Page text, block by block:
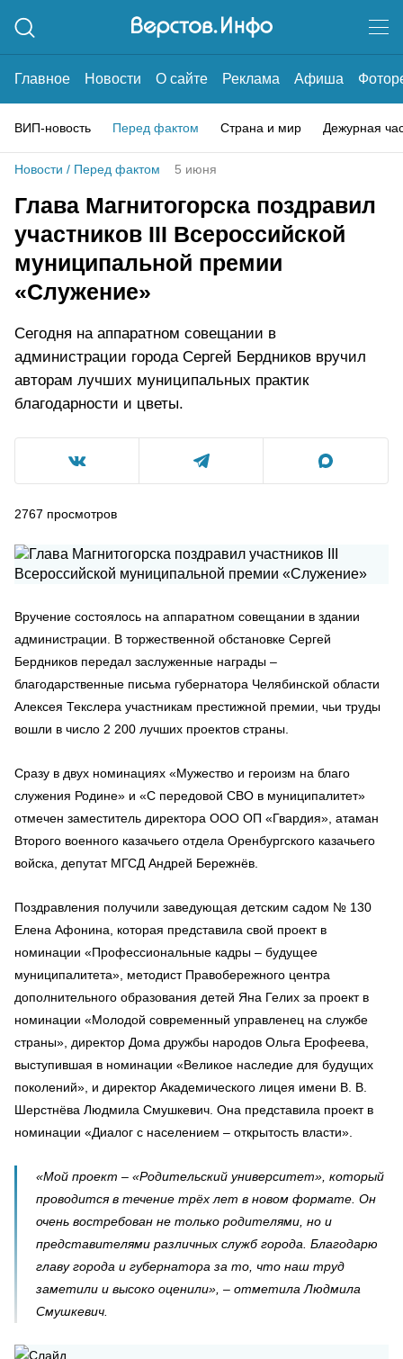
Главное Новости О сайте Реклама Афиша
ВИП-новость Перед фактом Страна и мир Дежурная
Новости / Перед фактом 5 июня
Глава Магнитогорска поздравил
участников III Всероссийской
муниципальной премии
«Служение»
Сегодня на аппаратном совещании в
администрации города Сергей Бердников вручил
авторам лучших муниципальных практик
благодарности и цветы.
2767 просмотров
Вручение состоялось на аппаратном совещании в здании
администрации. В торжественной обстановке Сергей
Бердников передал заслуженные награды –
благодарственные письма губернатора Челябинской области
Алексея Текслера участникам престижной премии, чьи труды
вошли в число 2 200 лучших проектов страны.
Сразу в двух номинациях «Мужество и героизм на благо
служения Родине» и «С передовой СВО в муниципалитет»
отмечен заместитель директора ООО ОП «Гвардия», атаман
Второго военного казачьего отдела Оренбургского казачьего
войска, депутат МГСД Андрей Бережнёв.
Поздравления получили заведующая детским садом № 130
Елена Афонина, которая представила свой проект в
номинации «Профессиональные кадры – будущее
муниципалитета», методист Правобережного центра
дополнительного образования детей Яна Гелих за проект в
номинации «Молодой современный управленец на службе
страны», директор Дома дружбы народов Ольга Ерофеева,
выступившая в номинации «Великое наследие для будущих
поколений», и директор Академического лицея имени В. В.
Шерстнёва Людмила Смушкевич. Она представила проект в
номинации «Диалог с населением – открытость власти».
«Мой проект – «Родительский университет», который
проводится в течение трёх лет в новом формате. Он
очень востребован не только родителями, но и
представителями различных служб города. Благодарю
главу города и губернатора за то, что наш труд
заметили и высоко оценили», – отметила Людмила
Смушкевич.